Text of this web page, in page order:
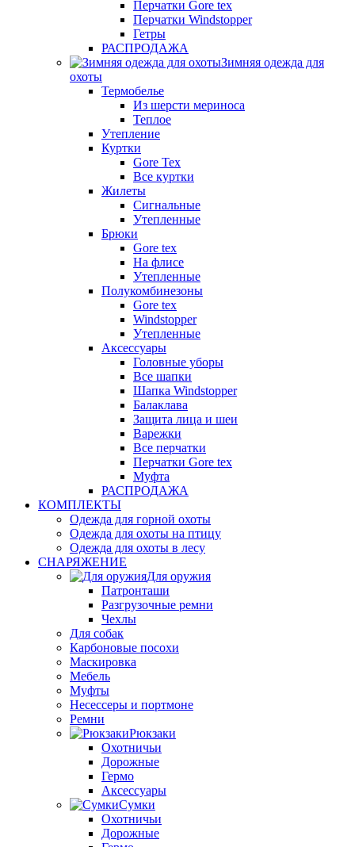
Перчатки Gore tex
Перчатки Windstopper
Гетры
РАСПРОДАЖА
Зимняя одежда для
охоты
Термобелье
Из шерсти мериноса
Теплое
Утепление
Куртки
Gore Tex
Все куртки
Жилеты
Сигнальные
Утепленные
Брюки
Gore tex
На флисе
Утепленные
Полукомбинезоны
Gore tex
Windstopper
Утепленные
Аксессуары
Головные уборы
Все шапки
Шапка Windstopper
Балаклава
Защита лица и шеи
Варежки
Все перчатки
Перчатки Gore tex
Муфта
РАСПРОДАЖА
КОМПЛЕКТЫ
Одежда для горной охоты
Одежда для охоты на птицу
Одежда для охоты в лесу
СНАРЯЖЕНИЕ
Для оружия
Патронташи
Разгрузочные ремни
Чехлы
Для собак
Карбоновые посохи
Маскировка
Мебель
Муфты
Несессеры и портмоне
Ремни
Рюкзаки
Охотничьи
Дорожные
Гермо
Аксессуары
Сумки
Охотничьи
Дорожные